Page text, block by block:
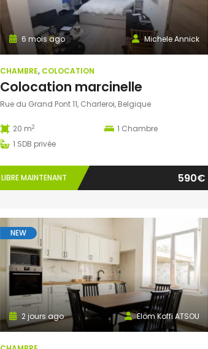
Michele Annick
6 mois ago
CHAMBRE, COLOCATION
Colocation marcinelle
Rue du Grand Pont 11, Charleroi, Belgique
20 m2 1 Chambre
1 SDB privée
LIBRE MAINTENANT 590€
NEW
Elom Koffi ATSOU
2 jours ago